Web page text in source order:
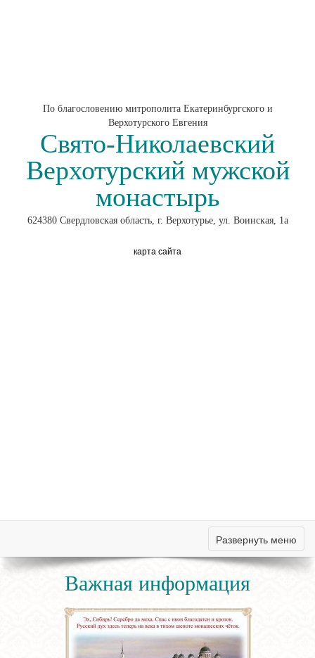
По благословению митрополита Екатеринбургского и
Верхотурского Евгения
Свято-Николаевский
Верхотурский мужской
монастырь
624380 Свердловская область, г. Верхотурье, ул. Воинская, 1а
карта сайта
Развернуть меню
Важная информация